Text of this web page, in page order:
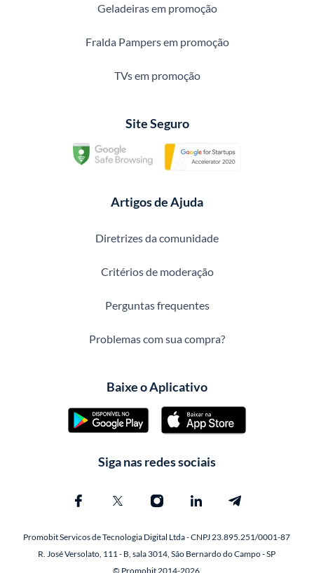
Geladeiras em promoção
Fralda Pampers em promoção
TVs em promoção
Site Seguro
Artigos de Ajuda
Diretrizes da comunidade
Critérios de moderação
Perguntas frequentes
Problemas com sua compra?
Baixe o Aplicativo
Siga nas redes sociais
Promobit Servicos de Tecnologia Digital Ltda - CNPJ 23.895.251/0001-87
R. José Versolato, 111 - B, sala 3014, São Bernardo do Campo - SP
© Promobit 2014-2026